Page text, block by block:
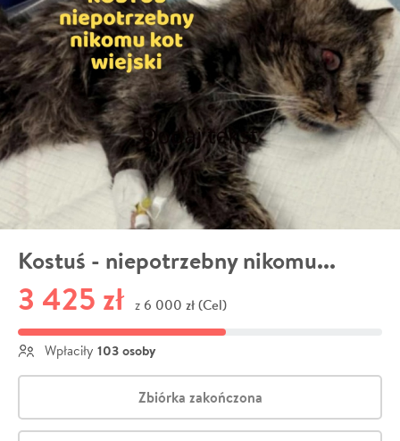
Kostuś - niepotrzebny nikomu...
3 425 zł z 6 000 zł (Cel)
Wpłaciły 103 osoby
Zbiórka zakończona